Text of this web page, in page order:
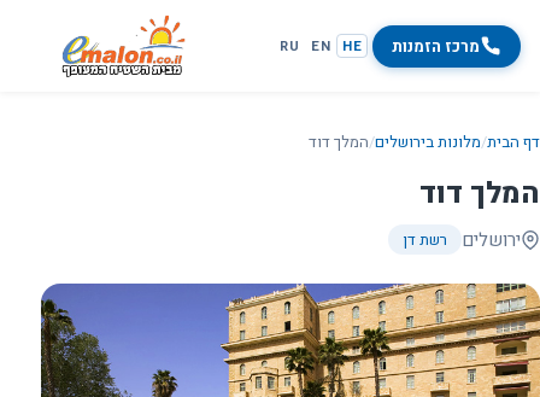
מרכז הזמנות HE
EN
RU
דף הבית/מלונות בירושלים/המלך דוד
המלך דוד
ירושלים רשת דן